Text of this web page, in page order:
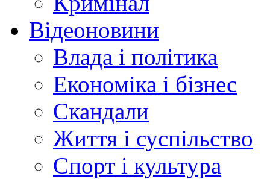
Відеоновини
Влада і політика
Економіка і бізнес
Скандали
Життя і суспільство
Спорт і культура